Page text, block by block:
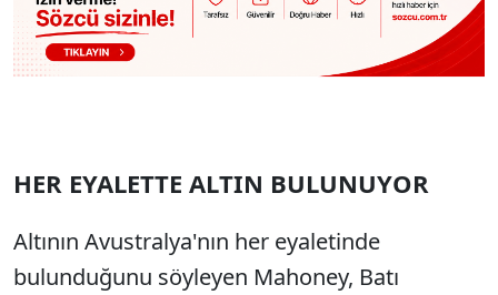
HER EYALETTE ALTIN BULUNUYOR
Altının Avustralya'nın her eyaletinde
bulunduğunu söyleyen Mahoney, Batı